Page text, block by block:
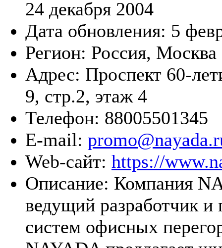
24 декабря 2004
Дата обновления: 5
Регион: Россия, Москва
Адрес: Проспект 60-
9, стр.2, этаж 4
Телефон: 88005501345
E-mail:
Web-сайт: https://
Описание: Компания
ведущий разработчик и
систем офисных